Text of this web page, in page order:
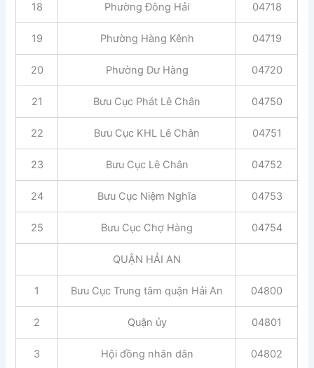
18 Phường Đông Hải 04718
19 Phường Hàng Kênh 04719
20 Phường Dư Hàng 04720
21 Bưu Cục Phát Lê Chân 04750
22 Bưu Cục KHL Lê Chân 04751
23 Bưu Cục Lê Chân 04752
24 Bưu Cục Niệm Nghĩa 04753
25 Bưu Cục Chợ Hàng 04754
QUẬN HẢI AN
1 Bưu Cục Trung tâm quận Hải An 04800
2 Quận ủy 04801
3 Hội đồng nhân dân 04802